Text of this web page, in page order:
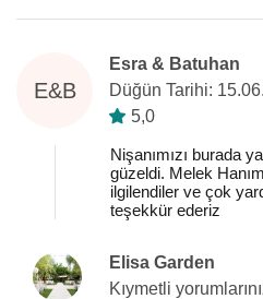
E&B
Esra & Batuhan
Düğün Tarihi:
5,0
Nişanımızı burada
güzeldi. Melek
ilgilendiler ve çok
teşekkür ederiz
Elisa Garden
Kıymetli